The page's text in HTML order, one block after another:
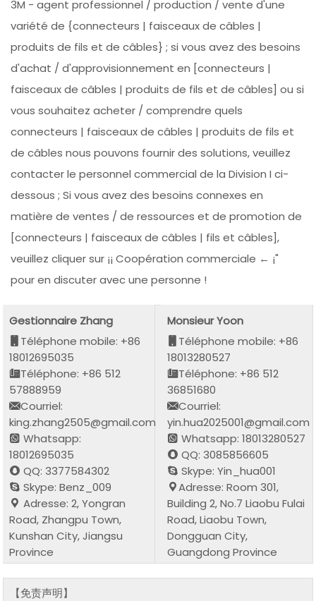
3M - agent professionnel / production / vente d'une
variété de {connecteurs | faisceaux de câbles |
produits de fils et de câbles} ; si vous avez des besoins
d'achat / d'approvisionnement en [connecteurs |
faisceaux de câbles | produits de fils et de câbles] ou si
vous souhaitez acheter / comprendre quels
connecteurs | faisceaux de câbles | produits de fils et
de câbles nous pouvons fournir des solutions, veuillez
contacter le personnel commercial de la Division I ci-
dessous ; Si vous avez des besoins connexes en
matière de ventes / de ressources et de promotion de
[connecteurs | faisceaux de câbles | fils et câbles],
veuillez cliquer sur ¡¡ Coopération commerciale ← ¡"
pour en discuter avec une personne !
Gestionnaire Zhang
Téléphone mobile: +86
18012695035
Téléphone: +86 512
57888959
Courriel:
king.zhang2505@gmail.com
Whatsapp:
18012695035
QQ: 3377584302
Skype: Benz_009
Adresse: 2, Yongran
Road, Zhangpu Town,
Kunshan City, Jiangsu
Province
Monsieur Yoon
Téléphone mobile: +86
18013280527
Téléphone: +86 512
36851680
Courriel:
yin.hua2025001@gmail.com
Whatsapp: 18013280527
QQ: 3085856605
Skype: Yin_hua001
Adresse: Room 301,
Building 2, No.7 Liaobu Fulai
Road, Liaobu Town,
Dongguan City,
Guangdong Province
【免责声明】